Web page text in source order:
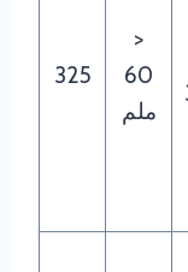
<
60
ملم
325